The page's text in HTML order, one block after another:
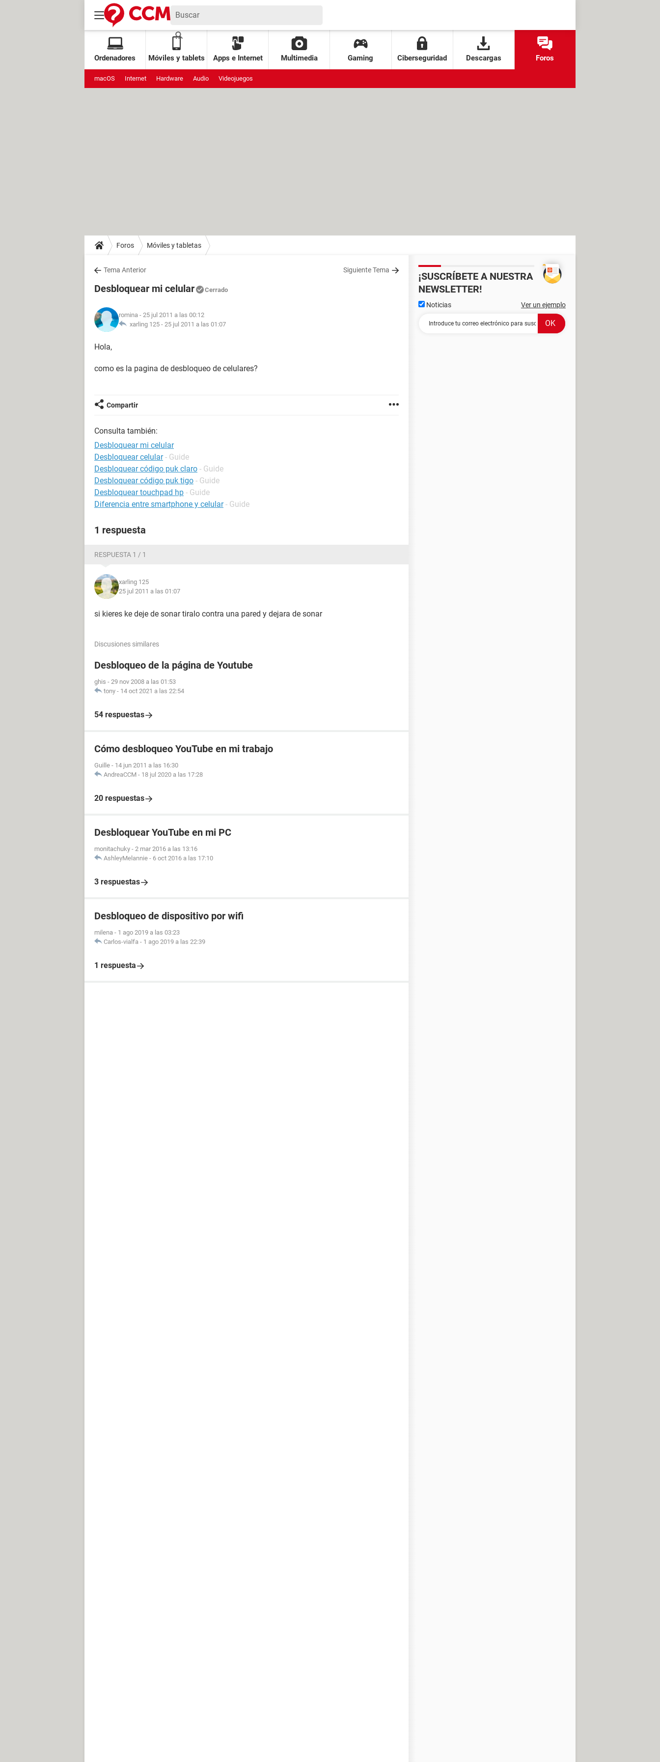
Ordenadores Móviles y tablets Apps e Internet Multimedia Gaming Ciberseguridad Descargas Foros
macOS Internet Hardware Audio Videojuegos
Foros Móviles y tabletas
Tema Anterior Siguiente Tema
Desbloquear mi celular Cerrado
romina - 25 jul 2011 a las 00:12
xarling 125 - 25 jul 2011 a las 01:07
Hola,
como es la pagina de desbloqueo de celulares?
Compartir
Consulta también:
Desbloquear mi celular
Desbloquear celular - Guide
Desbloquear código puk claro - Guide
Desbloquear código puk tigo - Guide
Desbloquear touchpad hp - Guide
Diferencia entre smartphone y celular - Guide
1 respuesta
RESPUESTA 1 / 1
xarling 125
25 jul 2011 a las 01:07
si kieres ke deje de sonar tiralo contra una pared y dejara de sonar
Discusiones similares
Desbloqueo de la página de Youtube
ghis - 29 nov 2008 a las 01:53
tony - 14 oct 2021 a las 22:54
54 respuestas
Cómo desbloqueo YouTube en mi trabajo
Guille - 14 jun 2011 a las 16:30
AndreaCCM - 18 jul 2020 a las 17:28
20 respuestas
Desbloquear YouTube en mi PC
monitachuky - 2 mar 2016 a las 13:16
AshleyMelannie - 6 oct 2016 a las 17:10
3 respuestas
Desbloqueo de dispositivo por wifi
milena - 1 ago 2019 a las 03:23
Carlos-vialfa - 1 ago 2019 a las 22:39
1 respuesta
¡SUSCRÍBETE A NUESTRA
NEWSLETTER!
Noticias Ver un ejemplo